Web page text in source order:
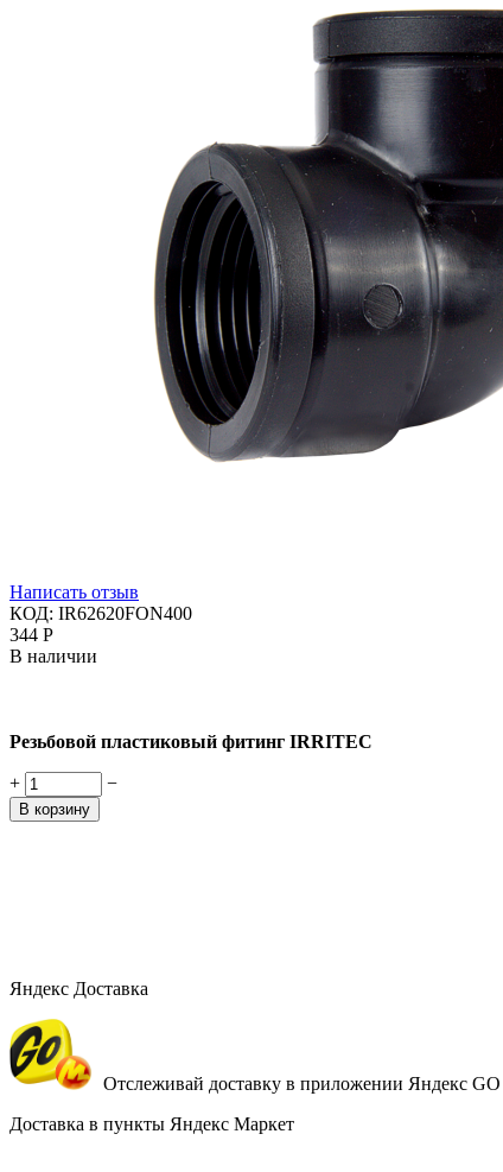
Написать отзыв
КОД: IR62620FON400
‍344‍ Р
В наличии
Резьбовой пластиковый фитинг IRRITEC
+ −
В корзину
Яндекс Доставка
Отслеживай доставку в приложении Яндекс GO
Доставка в пункты Яндекс Маркет